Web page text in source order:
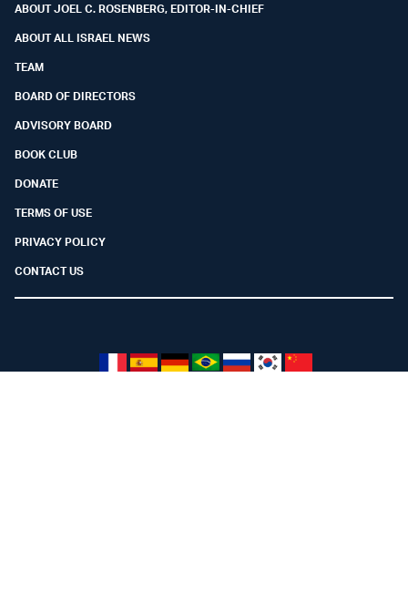
ABOUT JOEL C. ROSENBERG, EDITOR-IN-CHIEF
ABOUT ALL ISRAEL NEWS
TEAM
BOARD OF DIRECTORS
ADVISORY BOARD
BOOK CLUB
DONATE
TERMS OF USE
PRIVACY POLICY
CONTACT US